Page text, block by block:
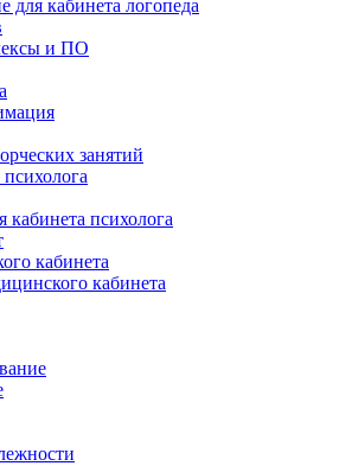
для кабинета логопеда
и ПО
занятий
психолога
кабинета
кабинета